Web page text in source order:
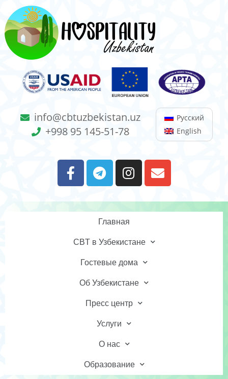
info@cbtuzbekistan.uz
+998 95 145-51-78
Русский
English
Главная
CBT в Узбекистане
Гостевые дома
Об Узбекистане
Пресс центр
Услуги
О нас
Образование